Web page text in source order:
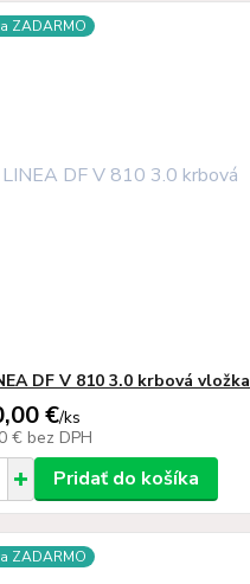
ZADARMO
DF V 810 3.0 krbová vložka
€/ks
€ bez DPH
Pridať do košíka
ZADARMO